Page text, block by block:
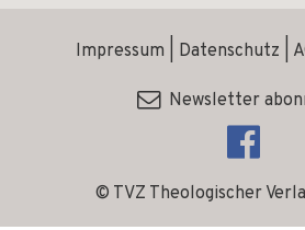
© TVZ Theologischer
Impressum Datenschutz
Newsletter